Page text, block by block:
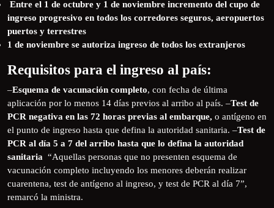
Entre el 1 de octubre y 1 de noviembre incremento del cupo de
ingreso progresivo en todos los corredores seguros, aeropuertos
puertos y terrestres
1 de noviembre se autoriza ingreso de todos los extranjeros
Requisitos para el ingreso al país:
–Esquema de vacunación completo, con fecha de última
aplicación por lo menos 14 días previos al arribo al país. –Test de
PCR negativa en las 72 horas previas al embarque, o antígeno en
el punto de ingreso hasta que defina la autoridad sanitaria. –Test de
PCR al día 5 a 7 del arribo hasta que lo defina la autoridad
sanitaria “Aquellas personas que no presenten esquema de
vacunación completo incluyendo los menores deberán realizar
cuarentena, test de antígeno al ingreso, y test de PCR al día 7”,
remarcó la ministra.